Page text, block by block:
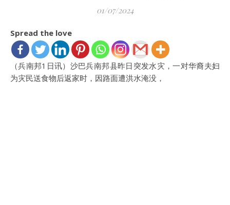
01/07/2024
Spread the love
（兵南邦1日讯）沙巴兵南邦县昨日突发水灾，一对华裔夫妇
为灾民送食物后返家时，因路面遭洪水淹没，